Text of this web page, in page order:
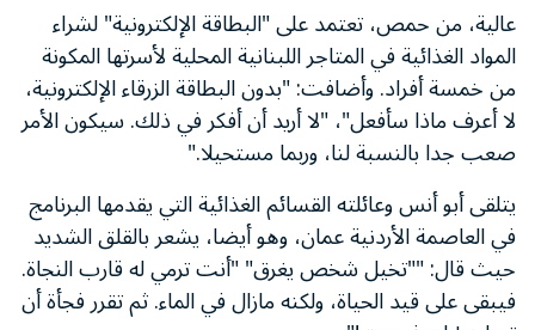
عالية، من حمص، تعتمد على "البطاقة الإلكترونية" لشراء
المواد الغذائية في المتاجر اللبنانية المحلية لأسرتها المكونة
من خمسة أفراد. وأضافت: "بدون البطاقة الزرقاء الإلكترونية،
لا أعرف ماذا سأفعل"، "لا أريد أن أفكر في ذلك. سيكون الأمر
صعب جدا بالنسبة لنا، وربما مستحيلا."
يتلقى أبو أنس وعائلته القسائم الغذائية التي يقدمها البرنامج
في العاصمة الأردنية عمان، وهو أيضا، يشعر بالقلق الشديد
حيث قال: ""تخيل شخص يغرق" "أنت ترمي له قارب النجاة.
فيبقى على قيد الحياة، ولكنه مازال في الماء. ثم تقرر فجأة أن